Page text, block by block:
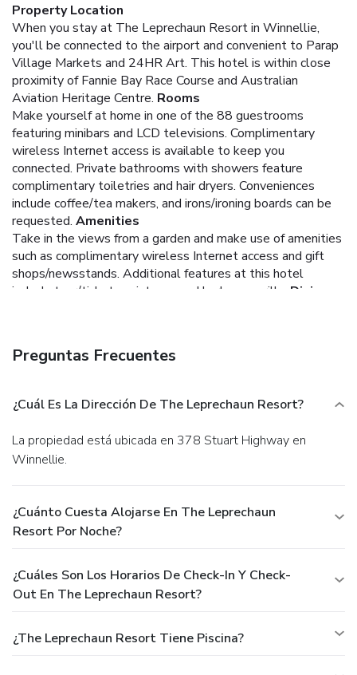
Property Location
When you stay at The Leprechaun Resort in Winnellie,
you'll be connected to the airport and convenient to Parap
Village Markets and 24HR Art. This hotel is within close
proximity of Fannie Bay Race Course and Australian
Aviation Heritage Centre. Rooms
Make yourself at home in one of the 88 guestrooms
featuring minibars and LCD televisions. Complimentary
wireless Internet access is available to keep you
connected. Private bathrooms with showers feature
complimentary toiletries and hair dryers. Conveniences
include coffee/tea makers, and irons/ironing boards can be
requested. Amenities
Take in the views from a garden and make use of amenities
such as complimentary wireless Internet access and gift
shops/newsstands. Additional features at this hotel
include tour/ticket assistance and barbecue grills.
Dining
at a bar/lounge. Business, Other Amenities
check-in, and express check-out. Planning an event in
Winnellie? This hotel has 11 square feet (0 square
meters) of space consisting of a conference center and a
meeting room. Free self parking is available onsite.
Preguntas Frecuentes
¿Cuál Es La Dirección De The Leprechaun Resort?
La propiedad está ubicada en 378 Stuart Highway en
Winnellie.
¿Cuánto Cuesta Alojarse En The Leprechaun
Resort Por Noche?
¿Cuáles Son Los Horarios De Check-In Y Check-
Out En The Leprechaun Resort?
¿The Leprechaun Resort Tiene Piscina?